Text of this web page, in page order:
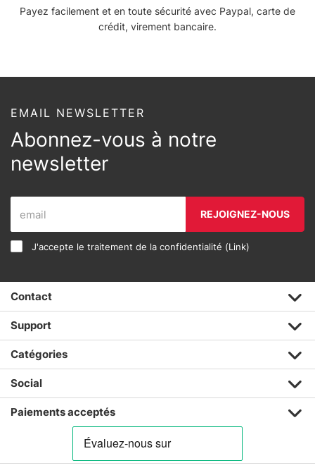
Payez facilement et en toute sécurité avec Paypal, carte de
crédit, virement bancaire.
EMAIL NEWSLETTER
Abonnez-vous à notre
newsletter
REJOIGNEZ-NOUS
J'accepte le traitement de la confidentialité (Link)
Contact
Support
Catégories
Social
Paiements acceptés